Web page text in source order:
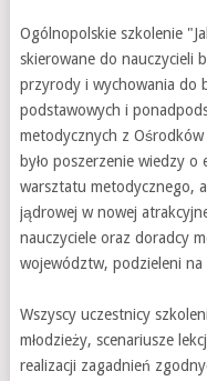
Ogólnopolskie szkolenie
skierowane do nauczycieli
przyrody i wychowania do
podstawowych i
metodycznych z Ośrodków
było poszerzenie wiedzy
warsztatu metodycznego,
jądrowej w nowej
nauczyciele oraz doradcy
województw, podzieleni na
Wszyscy uczestnicy
młodzieży, scenariusze
realizacji zagadnień